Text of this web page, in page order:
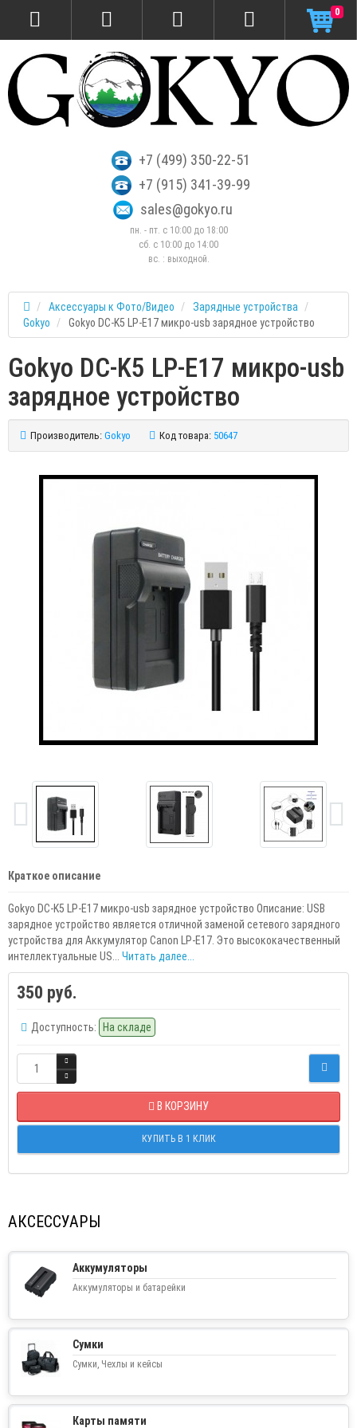
+7 (499) 350-22-51
+7 (915) 341-39-99
sales@gokyo.ru
пн. - пт. с 10:00 до 18:00
сб. c 10:00 до 14:00
вс. : выходной.
0
Аксессуары к Фото/Видео
Зарядные устройства
Gokyo
Gokyo DC-K5 LP-E17 микро-usb зарядное устройство
Gokyo DC-K5 LP-E17 микро-usb
зарядное устройство
Производитель: Gokyo Код товара: 50647
Краткое описание
Gokyo DC-K5 LP-E17 микро-usb зарядное устройство Описание: USB
зарядное устройство является отличной заменой сетевого зарядного
устройства для Аккумулятор Canon LP-E17. Это высококачественный
интеллектуальные US... Читать далее...
350 руб.
Доступность: На складе
В КОРЗИНУ
КУПИТЬ В 1 КЛИК
АКСЕССУАРЫ
Аккумуляторы
Аккумуляторы и батарейки
Сумки
Сумки, Чехлы и кейсы
Карты памяти